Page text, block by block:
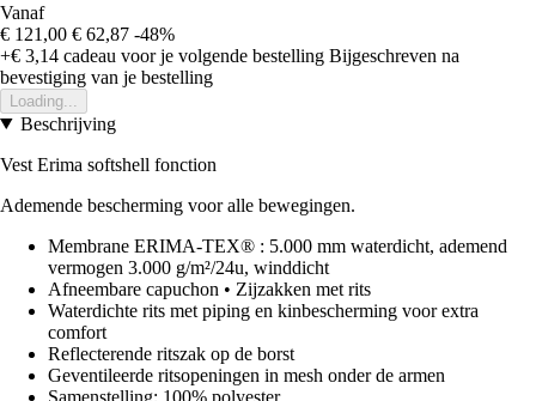
Vanaf
€ 121,00 € 62,87 -48%
+€ 3,14 cadeau voor je volgende bestelling Bijgeschreven na
bevestiging van je bestelling
Loading...
Beschrijving
Vest Erima softshell fonction
Ademende bescherming voor alle bewegingen.
Membrane ERIMA-TEX® : 5.000 mm waterdicht, ademend
vermogen 3.000 g/m²/24u, winddicht
Afneembare capuchon • Zijzakken met rits
Waterdichte rits met piping en kinbescherming voor extra
comfort
Reflecterende ritszak op de borst
Geventileerde ritsopeningen in mesh onder de armen
Samenstelling: 100% polyester